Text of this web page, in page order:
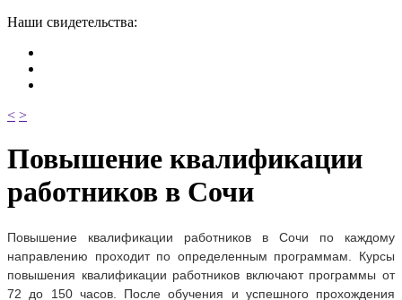
Наши свидетельства:
< >
Повышение квалификации
работников в Сочи
Повышение квалификации работников в Сочи по каждому
направлению проходит по определенным программам. Курсы
повышения квалификации работников включают программы от
72 до 150 часов. После обучения и успешного прохождения